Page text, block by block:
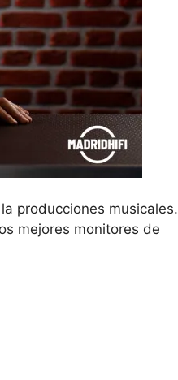
producciones musicales.
mejores monitores de